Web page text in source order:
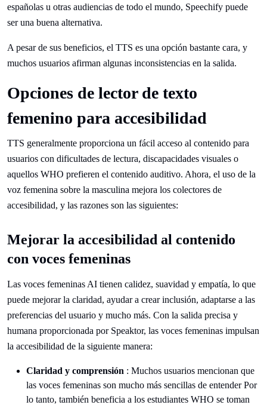
españolas u otras audiencias de todo el mundo, Speechify puede
ser una buena alternativa.
A pesar de sus beneficios, el TTS es una opción bastante cara, y
muchos usuarios afirman algunas inconsistencias en la salida.
Opciones de lector de texto
femenino para accesibilidad
TTS generalmente proporciona un fácil acceso al contenido para
usuarios con dificultades de lectura, discapacidades visuales o
aquellos WHO prefieren el contenido auditivo. Ahora, el uso de la
voz femenina sobre la masculina mejora los colectores de
accesibilidad, y las razones son las siguientes:
Mejorar la accesibilidad al contenido
con voces femeninas
Las voces femeninas AI tienen calidez, suavidad y empatía, lo que
puede mejorar la claridad, ayudar a crear inclusión, adaptarse a las
preferencias del usuario y mucho más. Con la salida precisa y
humana proporcionada por Speaktor, las voces femeninas impulsan
la accesibilidad de la siguiente manera:
Claridad y comprensión : Muchos usuarios mencionan que
las voces femeninas son mucho más sencillas de entender Por
lo tanto, también beneficia a los estudiantes WHO se toman